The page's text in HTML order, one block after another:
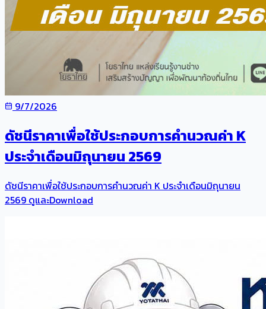
9/7/2026
ดัชนีราคาเพื่อใช้ประกอบการคำนวณค่า K
ประจำเดือนมิถุนายน 2569
ดัชนีราคาเพื่อใช้ประกอบการคำนวณค่า K ประจำเดือนมิถุนายน
2569 ดูและDownload